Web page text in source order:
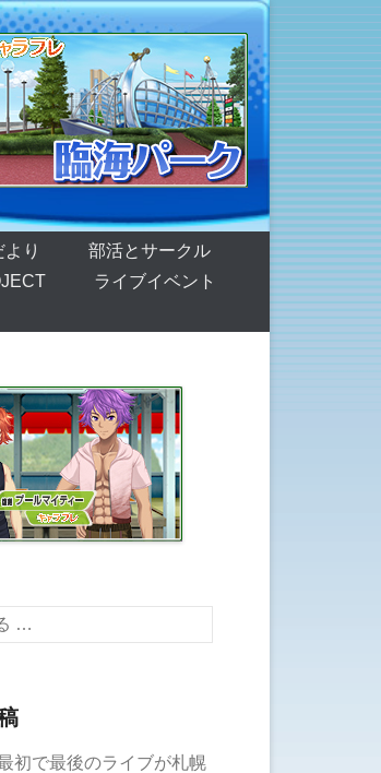
り
部活とサークル
ライブイベント
初で最後のライブが札幌